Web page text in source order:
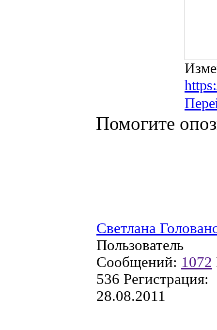
Помогите
Светлана
Пользователь
Сообщений: 1072
536 Регистрация:
28.08.2011